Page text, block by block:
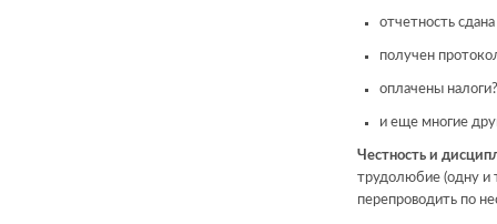
отчетность сдана
получен
оплачены налоги?
и еще многие
Честность и
трудолюбие (одну и
перепроводить по